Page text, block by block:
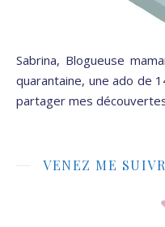
Sabrina, Blogueuse
quarantaine, une ado de
partager mes
VENEZ ME